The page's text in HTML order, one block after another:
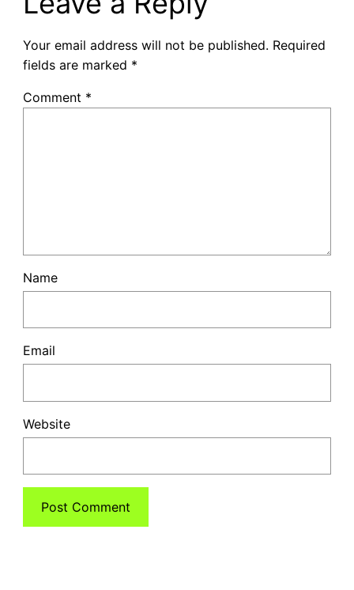
Your email address will not be published. Required
fields are marked *
Comment *
Name
Email
Website